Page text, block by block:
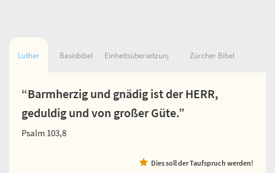
Luther Basisbibel Einheitsübersetzung Zürcher Bibel
“Barmherzig und gnädig ist der HERR,
geduldig und von großer Güte.”
Psalm 103,8
Dies soll der Taufspruch werden!